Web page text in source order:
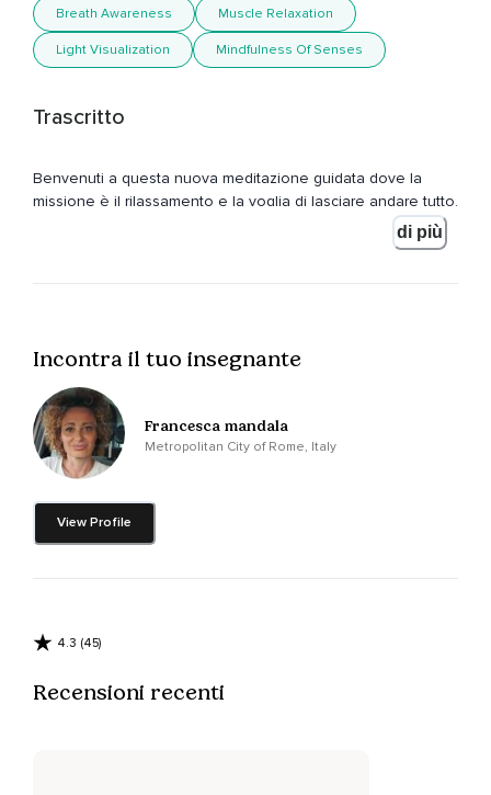
Breath Awareness Muscle Relaxation
Light Visualization Mindfulness Of Senses
Trascritto
Benvenuti a questa nuova meditazione guidata dove la
missione è il rilassamento e la voglia di lasciare andare tutto.
Trova un posto tranquillo in silenzio magari anche con poca
Porta l'attenzione alla tua posizione cercando di renderla più
comoda.
Aggiusta il tuo corpo affinché tu non senta più disagio a star
seduto o sdraiato.
Rilassa tutto il corpo e incomincia nella consapevolezza
Percepisciti seduto o sdraiato ad occhi chiusi in uno
Di papaveri rossi abbandonato tra l'erba e tra lo splendido
di più
Incontra il tuo insegnante
Francesca mandala
Metropolitan City of Rome, Italy
View Profile
4.3 (45)
Recensioni recenti